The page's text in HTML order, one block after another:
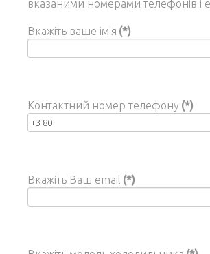
вказаними номерами телефонів і
Вкажіть ваше ім'я (*)
Контактний номер телефону (*)
Вкажіть Ваш email (*)